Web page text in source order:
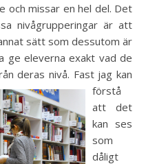
och missar en hel del. Det
nivågrupperingar är att
sätt som dessutom är
ge eleverna exakt vad de
deras nivå. Fast jag kan
förstå
att det
kan ses
som
dåligt